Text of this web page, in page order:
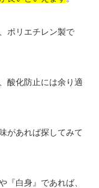
ポリエチレン製で
酸化防止には余り適
があれば探してみて
『白身』であれば、